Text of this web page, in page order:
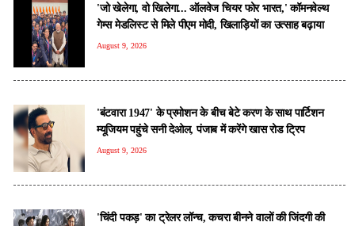
'जो खेलेगा, वो खिलेगा... ऑलवेज चियर फोर भारत,' कॉमनवेल्थ
गेम्स मेडलिस्ट से मिले पीएम मोदी, खिलाड़ियों का उत्साह बढ़ाया
August 9, 2026
'बंटवारा 1947' के प्रमोशन के बीच बेटे करण के साथ पार्टिशन
म्यूजियम पहुंचे सनी देओल, पंजाब में करेंगे खास रोड ट्रिप
August 9, 2026
'चिंदी पकड़' का ट्रेलर लॉन्च, कचरा बीनने वालों की जिंदगी की